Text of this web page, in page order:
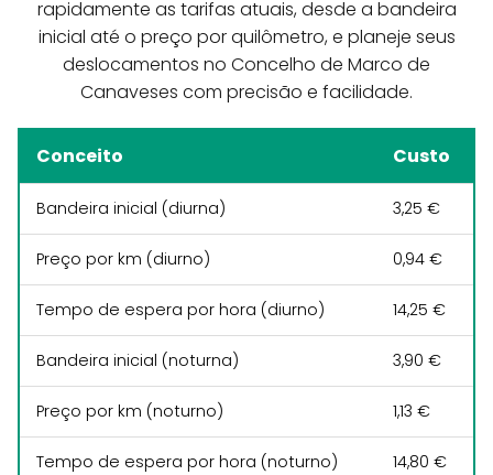
rapidamente as tarifas atuais, desde a bandeira
inicial até o preço por quilômetro, e planeje seus
deslocamentos no Concelho de Marco de
Canaveses com precisão e facilidade.
Conceito Custo
Bandeira inicial (diurna) 3,25 €
Preço por km (diurno) 0,94 €
Tempo de espera por hora (diurno) 14,25 €
Bandeira inicial (noturna) 3,90 €
Preço por km (noturno) 1,13 €
Tempo de espera por hora (noturno) 14,80 €